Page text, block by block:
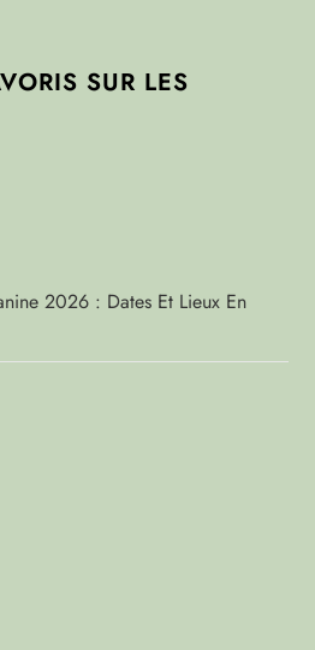
SUR LES
2026 : Dates Et Lieux En